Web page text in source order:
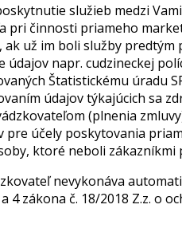
služieb medzi
pri činnosti priameho
ak už im boli služby predtým
údajov napr. cudzineckej
Štatistickému úradu
údajov týkajúcich sa
(plnenia
pre účely poskytovania
ktoré neboli zákazníkmi
nevykonáva
4 zákona č. 18/2018 Z.z. o